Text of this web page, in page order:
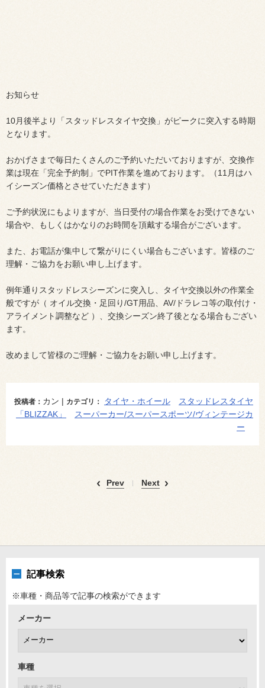
お知らせ
10月後半より「スタッドレスタイヤ交換」がピークに突入する時期
となります。
おかげさまで毎日たくさんのご予約いただいておりますが、交換作
業は現在「完全予約制」でPIT作業を進めております。（11月はハ
イシーズン価格とさせていただきます）
ご予約状況にもよりますが、当日受付の場合作業をお受けできない
場合や、もしくはかなりのお時間を頂戴する場合がございます。
また、お電話が集中して繋がりにくい場合もございます。皆様のご
理解・ご協力をお願い申し上げます。
例年通りスタッドレスシーズンに突入し、タイヤ交換以外の作業全
般ですが（ オイル交換・足回り/GT用品、AV/ドラレコ等の取付け・
アライメント調整など ）、交換シーズン終了後となる場合もござい
ます。
改めまして皆様のご理解・ご協力をお願い申し上げます。
投稿者： カン | カテゴリ： タイヤ・ホイール
スタッドレスタイヤ
「BLIZZAK」
スーパーカー/スーパースポーツ/ヴィンテージカ
ー
Prev Next
記事検索
※車種・商品等で記事の検索ができます
メーカー
車種